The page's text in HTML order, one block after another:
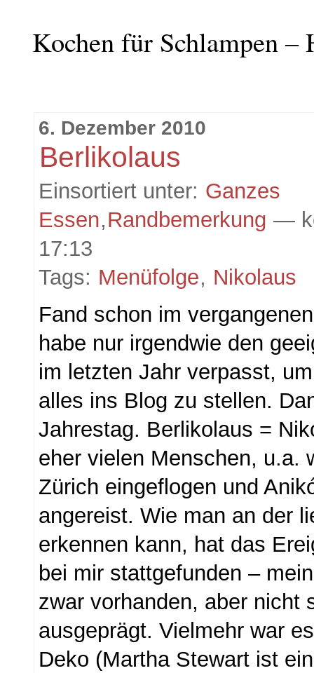
Kochen für Schlampen
6. Dezember 2010
Berlikolaus
Einsortiert unter: Ganzes
Essen,Randbemerkung —
17:13
Tags: Menüfolge, Nikolaus
Fand schon im
habe nur irgendwie den
im letzten Jahr verpasst,
alles ins Blog zu stellen.
Jahrestag. Berlikolaus =
eher vielen Menschen, u.a.
Zürich eingeflogen und
angereist. Wie man an der
erkennen kann, hat das
bei mir stattgefunden –
zwar vorhanden, aber nicht
ausgeprägt. Vielmehr war
Deko (Martha Stewart ist